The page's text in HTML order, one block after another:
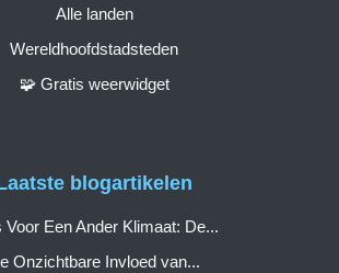
Alle landen
Wereldhoofdstadsteden
🧩 Gratis weerwidget
blogartikelen
Voor Een Ander Klimaat: De...
Onzichtbare Invloed van...